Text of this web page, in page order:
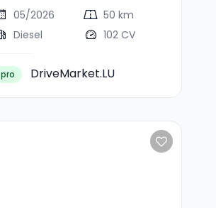
05/2026
50 km
Diesel
102 CV
pro DriveMarket.LU